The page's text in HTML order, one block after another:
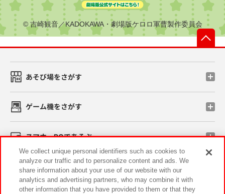
© 吉崎観音／KADOKAWA・劇場版ケロロ軍曹製作委員会
あそび場をさがす
ゲーム機をさがす
スマホ・PCであそぶ
イベント・キャンペーン
We collect unique personal identifiers such as cookies to
analyze our traffic and to personalize content and ads. We
share information about your use of our website with our
analytics and advertising partners, who may combine it with
other information that you have provided to them or that they